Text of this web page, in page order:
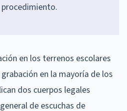
en los terrenos escolares
en la mayoría de los
dos cuerpos legales
de escuchas de